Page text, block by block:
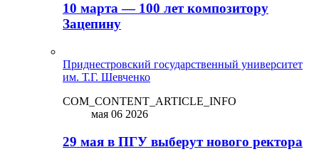
10 марта — 100 лет композитору
Зацепину
Приднестровский государственный университет
им. Т.Г. Шевченко
COM_CONTENT_ARTICLE_INFO
мая 06 2026
29 мая в ПГУ выберут нового ректора